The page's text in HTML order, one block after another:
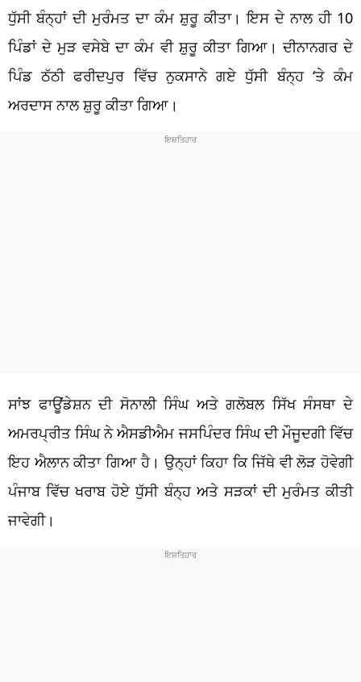
ਧੁੱਸੀ ਬੰਨ੍ਹਾਂ ਦੀ ਮੁਰੰਮਤ ਦਾ ਕੰਮ ਸ਼ੁਰੂ ਕੀਤਾ। ਇਸ ਦੇ ਨਾਲ ਹੀ 10
ਪਿੰਡਾਂ ਦੇ ਮੁੜ ਵਸੇਬੇ ਦਾ ਕੰਮ ਵੀ ਸ਼ੁਰੂ ਕੀਤਾ ਗਿਆ। ਦੀਨਾਨਗਰ ਦੇ
ਪਿੰਡ ਠੱਠੀ ਫਰੀਦਪੁਰ ਵਿੱਚ ਨੁਕਸਾਨੇ ਗਏ ਧੁੱਸੀ ਬੰਨ੍ਹ ‘ਤੇ ਕੰਮ
ਅਰਦਾਸ ਨਾਲ ਸ਼ੁਰੂ ਕੀਤਾ ਗਿਆ।
ਸਾਂਝ ਫਾਊਂਡੇਸ਼ਨ ਦੀ ਸੋਨਾਲੀ ਸਿੰਘ ਅਤੇ ਗਲੋਬਲ ਸਿੱਖ ਸੰਸਥਾ ਦੇ
ਅਮਰਪ੍ਰੀਤ ਸਿੰਘ ਨੇ ਐਸਡੀਐਮ ਜਸਪਿੰਦਰ ਸਿੰਘ ਦੀ ਮੌਜੂਦਗੀ ਵਿੱਚ
ਇਹ ਐਲਾਨ ਕੀਤਾ ਗਿਆ ਹੈ। ਉਨ੍ਹਾਂ ਕਿਹਾ ਕਿ ਜਿੱਥੇ ਵੀ ਲੋੜ ਹੋਵੇਗੀ
ਪੰਜਾਬ ਵਿੱਚ ਖਰਾਬ ਹੋਏ ਧੁੱਸੀ ਬੰਨ੍ਹ ਅਤੇ ਸੜਕਾਂ ਦੀ ਮੁਰੰਮਤ ਕੀਤੀ
ਜਾਵੇਗੀ।